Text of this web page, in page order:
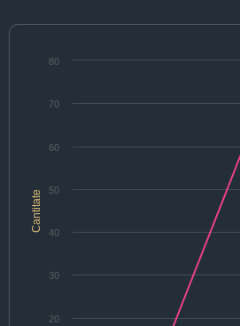
Cantitate
20
30
40
50
60
70
80